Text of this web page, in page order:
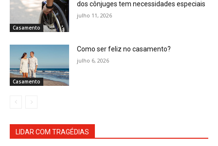
Casamento
dos cônjuges tem necessidades especiais
julho 11, 2026
Casamento
Como ser feliz no casamento?
julho 6, 2026
LIDAR COM TRAGÉDIAS